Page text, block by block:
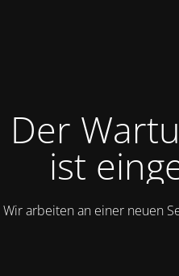
Der
ist
Wir arbeiten an einer neuen